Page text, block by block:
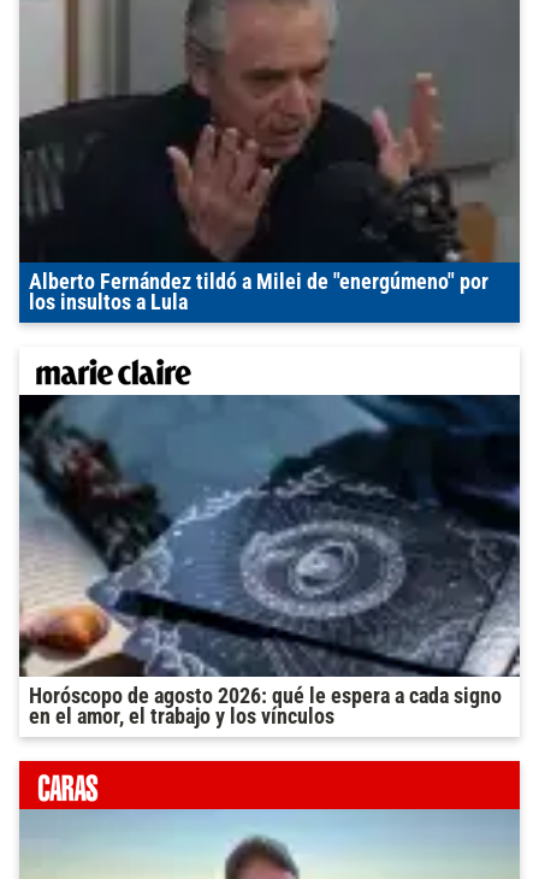
Alberto Fernández tildó a Milei de "energúmeno" por
los insultos a Lula
Horóscopo de agosto 2026: qué le espera a cada signo
en el amor, el trabajo y los vínculos